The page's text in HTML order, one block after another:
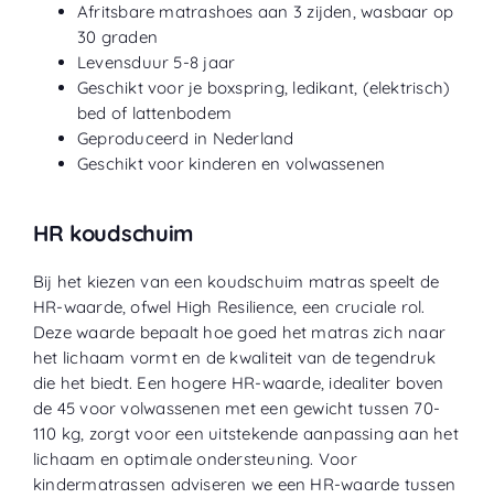
Afritsbare matrashoes aan 3 zijden, wasbaar op
30 graden
Levensduur 5-8 jaar
Geschikt voor je boxspring, ledikant, (elektrisch)
bed of lattenbodem
Geproduceerd in Nederland
Geschikt voor kinderen en volwassenen
HR koudschuim
Bij het kiezen van een koudschuim matras speelt de
HR-waarde, ofwel High Resilience, een cruciale rol.
Deze waarde bepaalt hoe goed het matras zich naar
het lichaam vormt en de kwaliteit van de tegendruk
die het biedt. Een hogere HR-waarde, idealiter boven
de 45 voor volwassenen met een gewicht tussen 70-
110 kg, zorgt voor een uitstekende aanpassing aan het
lichaam en optimale ondersteuning. Voor
kindermatrassen adviseren we een HR-waarde tussen